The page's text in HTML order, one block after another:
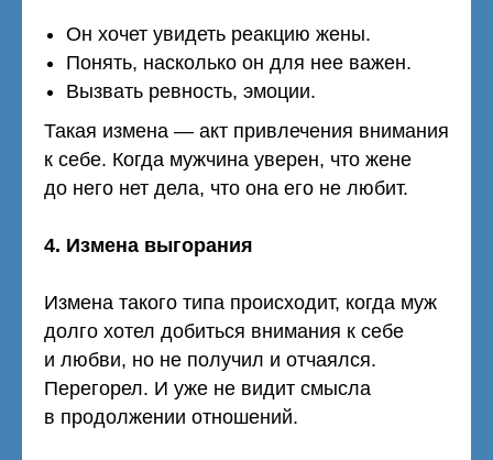
Он хочет увидеть реакцию жены.
Понять, насколько он для нее важен.
Вызвать ревность, эмоции.
Такая измена — акт привлечения внимания
к себе. Когда мужчина уверен, что жене
до него нет дела, что она его не любит.
4. Измена выгорания
Измена такого типа происходит, когда муж
долго хотел добиться внимания к себе
и любви, но не получил и отчаялся.
Перегорел. И уже не видит смысла
в продолжении отношений.